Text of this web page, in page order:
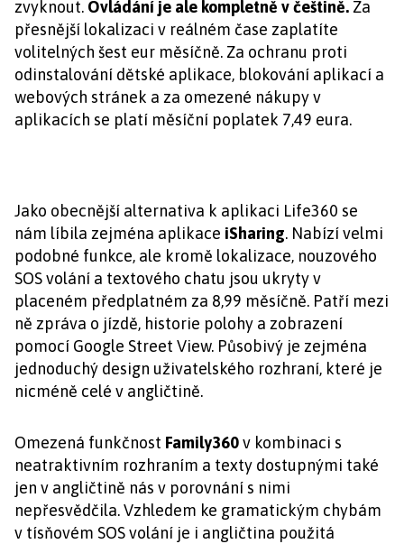
zvyknout. Ovládání je ale kompletně v češtině. Za
přesnější lokalizaci v reálném čase zaplatíte
volitelných šest eur měsíčně. Za ochranu proti
odinstalování dětské aplikace, blokování aplikací a
webových stránek a za omezené nákupy v
aplikacích se platí měsíční poplatek 7,49 eura.
Jako obecnější alternativa k aplikaci Life360 se
nám líbila zejména aplikace iSharing. Nabízí velmi
podobné funkce, ale kromě lokalizace, nouzového
SOS volání a textového chatu jsou ukryty v
placeném předplatném za 8,99 měsíčně. Patří mezi
ně zpráva o jízdě, historie polohy a zobrazení
pomocí Google Street View. Působivý je zejména
jednoduchý design uživatelského rozhraní, které je
nicméně celé v angličtině.
Omezená funkčnost Family360v kombinaci s
neatraktivním rozhraním a texty dostupnými také
jen v angličtině nás v porovnání s nimi
nepřesvědčila. Vzhledem ke gramatickým chybám
v tísňovém SOS volání je i angličtina použitá